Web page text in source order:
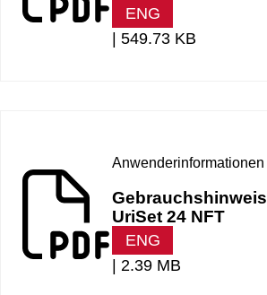
ENG
| 549.73 KB
Anwenderinformationen
Gebrauchshinweis
UriSet 24 NFT
ENG
2.39 MB